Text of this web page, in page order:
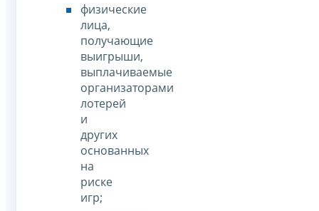
физические
лица,
получающие
выигрыши,
выплачиваемые
организаторами
лотерей
и
других
основанных
на
риске
игр;